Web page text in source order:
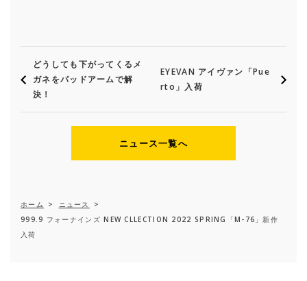
どうしても下がってくるメ
ガネをパッドアームで解
決！
EYEVAN アイヴァン「Pue
rto」入荷
ニュース一覧へ
ホーム > ニュース
>
999.9 フォーナインズ NEW CLLECTION 2022 SPRING「M-76」新作
入荷